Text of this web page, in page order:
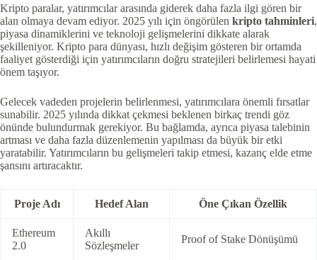
Kripto paralar, yatırımcılar arasında giderek daha fazla ilgi gören bir
alan olmaya devam ediyor. 2025 yılı için öngörülen kripto tahminleri,
piyasa dinamiklerini ve teknoloji gelişmelerini dikkate alarak
şekilleniyor. Kripto para dünyası, hızlı değişim gösteren bir ortamda
faaliyet gösterdiği için yatırımcıların doğru stratejileri belirlemesi hayati
önem taşıyor.
Gelecek vadeden projelerin belirlenmesi, yatırımcılara önemli fırsatlar
sunabilir. 2025 yılında dikkat çekmesi beklenen birkaç trendi göz
önünde bulundurmak gerekiyor. Bu bağlamda, ayrıca piyasa talebinin
artması ve daha fazla düzenlemenin yapılması da büyük bir etki
yaratabilir. Yatırımcıların bu gelişmeleri takip etmesi, kazanç elde etme
şansını artıracaktır.
Proje Adı Hedef Alan Öne Çıkan Özellik
Ethereum
2.0
Akıllı
Sözleşmeler
Proof of Stake Dönüşümü